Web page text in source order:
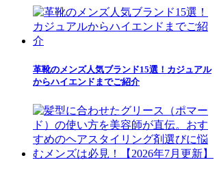
革靴のメンズ人気ブランド15選！カジュアル
からハイエンドまでご紹介